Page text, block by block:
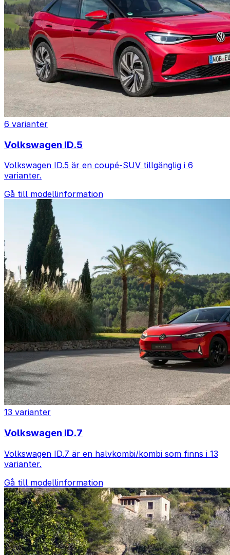
6 varianter
Volkswagen ID.5
Volkswagen ID.5 är en coupé-SUV tillgänglig i 6
varianter.
Gå till modellinformation
13 varianter
Volkswagen ID.7
Volkswagen ID.7 är en halvkombi/kombi som finns i 13
varianter.
Gå till modellinformation